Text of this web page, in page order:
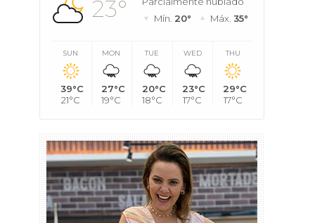
23°
Mín. 20° Máx. 35°
SUN
39°C
21°C
MON
27°C
19°C
TUE
20°C
18°C
WED
23°C
17°C
THU
29°C
17°C